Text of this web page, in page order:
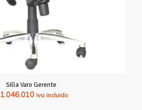
Silla Varo Gerente
1.046.010 iva incluido